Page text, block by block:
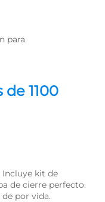
para
1100
Incluye kit de
de cierre perfecto.
por vida.